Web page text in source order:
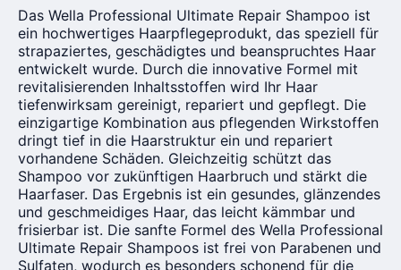
Das Wella Professional Ultimate Repair Shampoo ist
ein hochwertiges Haarpflegeprodukt, das speziell für
strapaziertes, geschädigtes und beanspruchtes Haar
entwickelt wurde. Durch die innovative Formel mit
revitalisierenden Inhaltsstoffen wird Ihr Haar
tiefenwirksam gereinigt, repariert und gepflegt. Die
einzigartige Kombination aus pflegenden Wirkstoffen
dringt tief in die Haarstruktur ein und repariert
vorhandene Schäden. Gleichzeitig schützt das
Shampoo vor zukünftigen Haarbruch und stärkt die
Haarfaser. Das Ergebnis ist ein gesundes, glänzendes
und geschmeidiges Haar, das leicht kämmbar und
frisierbar ist. Die sanfte Formel des Wella Professional
Ultimate Repair Shampoos ist frei von Parabenen und
Sulfaten, wodurch es besonders schonend für die